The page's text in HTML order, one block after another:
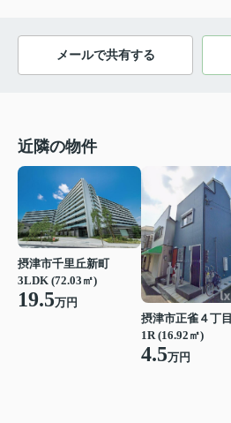
メールで共有する
近隣の物件
摂津市千里丘新町
3LDK (72.03㎡)
19.5万円
摂津市正雀４丁目
1R (16.92㎡)
4.5万円